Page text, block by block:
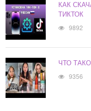
КАК
ТИКТОК
9892
ЧТО
9356